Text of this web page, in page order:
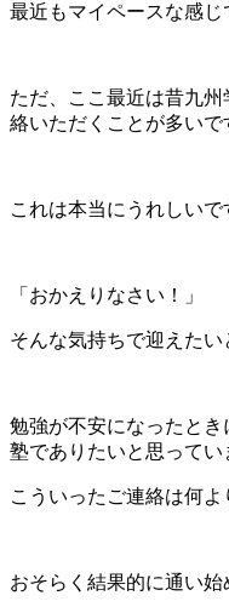
最近もマイペースな感じ
ただ、ここ最近は昔九
絡いただくことが多いで
これは本当にうれしいで
「おかえりなさい！」
そんな気持ちで迎えたい
勉強が不安になったと
塾でありたいと思ってい
こういったご連絡は何よ
おそらく結果的に通い始